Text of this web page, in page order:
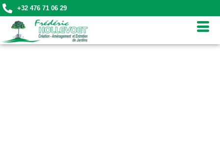
+32 476 71 06 29